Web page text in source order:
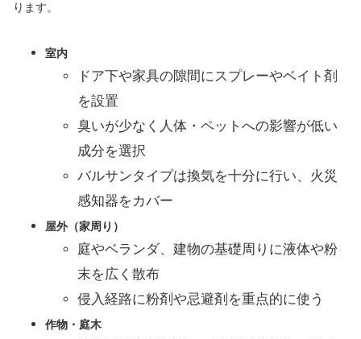
ります。
室内
ドア下や家具の隙間にスプレーやベイト剤
を設置
臭いが少なく人体・ペットへの影響が低い
成分を選択
バルサンタイプは換気を十分に行い、火災
感知器をカバー
屋外（家周り）
庭やベランダ、建物の基礎周りに液体や粉
末を広く散布
侵入経路に粉剤や忌避剤を重点的に使う
作物・庭木